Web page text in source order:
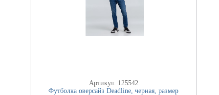
Артикул: 125542
Футболка оверсайз Deadline, черная, размер